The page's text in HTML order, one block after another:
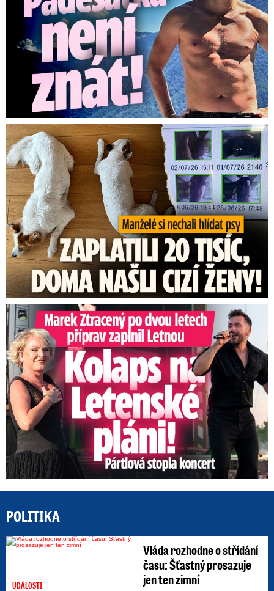
Za hlídání psů zaplatili 20 tisíc, doma našli cizí ženy!
Marek Ztracený na Letné: Pártlová stopla koncert
POLITIKA
UDÁLOSTI
Vláda rozhodne o střídání
času: Šťastný prosazuje
jen ten zimní